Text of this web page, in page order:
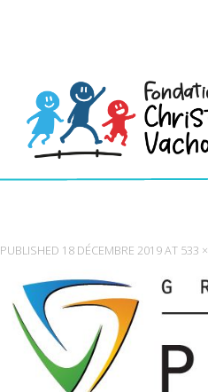
PUBLISHED 18 DÉCEMBRE 2019AT 533